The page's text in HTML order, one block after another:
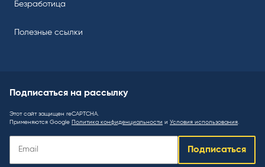
Безработица
Полезные ссылки
Подписаться на рассылку
Этот сайт защищен reCAPTCHA.
Применяются Google Политика конфиденциальности и Условия использования
Подписаться